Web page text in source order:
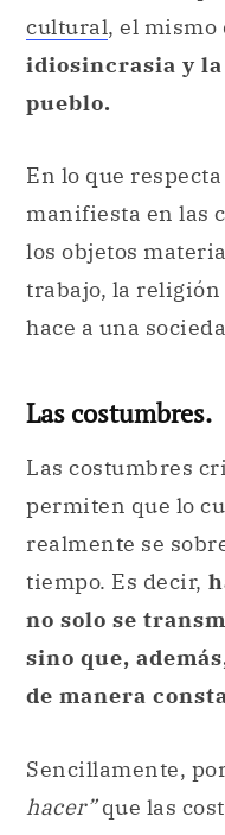
cultural, el mismo
idiosincrasia y
pueblo.
En lo que
manifiesta en las
los objetos
trabajo, la religión
hace a una
Las costumbres.
Las costumbres
permiten que lo
realmente se
tiempo. Es decir,
no solo se
sino que,
de manera
Sencillamente,
hacer”que las